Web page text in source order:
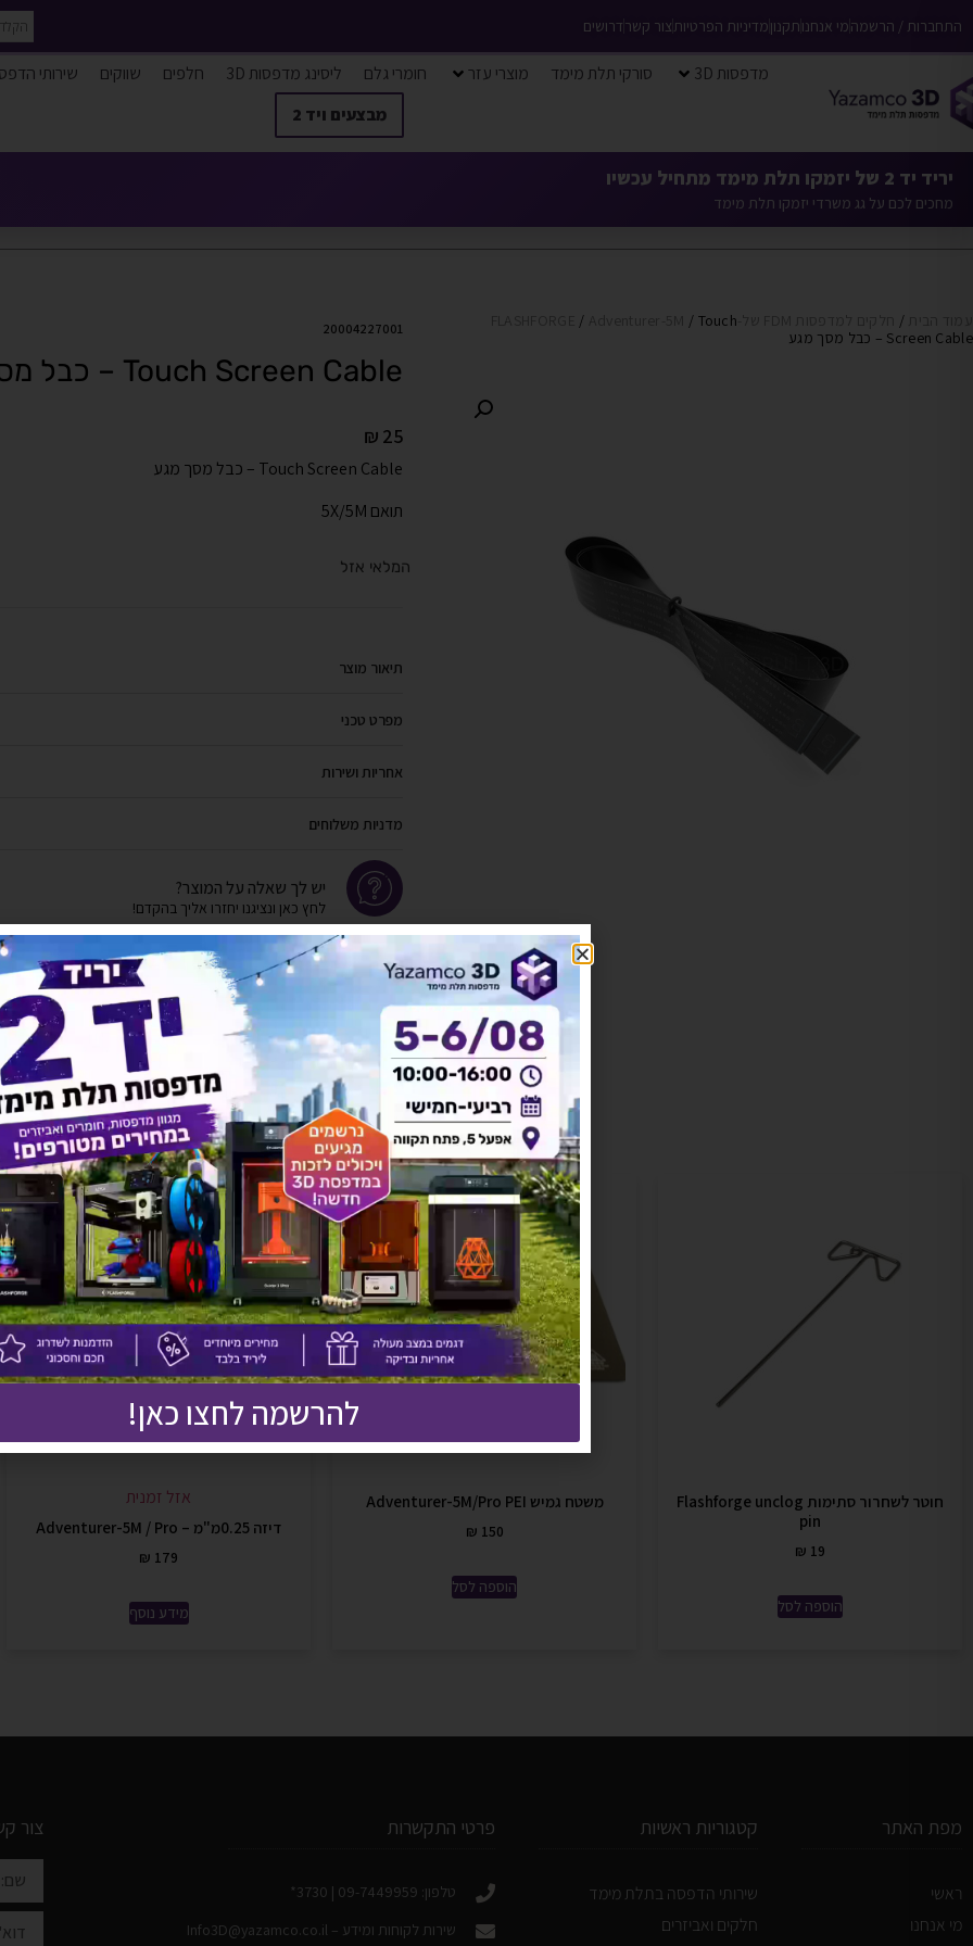
התחברות / הרשמהמי אנחנותקנוןמדיניות הפרטיות צור קשרדרושים
מדפסות 3D סורקי תלת מימד מוצרי עזר חומרי גלם ליסינג מדפסות 3D חלפים שווקים
שירותי
מבצעים ויד 2
יריד יד 2 של יזמקו תלת מימד מתחיל עכשיו
מחכים לכם על גג משרדי יזמקו תלת מימד
/
/
/ Touch
Screen Cable – כבל מסך מגע
20004227001
Touch Screen Cable – כבל מסך מגע
₪ 25
Touch Screen Cable – כבל מסך מגע
תואם 5X/5M
המלאי אזל
תיאור מוצר
מפרט טכני
אחריות ושירות
מדניות משלוחים
יש לך שאלה על המוצר?
לחץ כאן ונציגנו יחזרו אליך בהקדם!
אולי יעניין אותך גם
חוטר לשחרור סתימות Flashforge unclog
pin
₪ 19
הוספה לסל
משטח גמיש Adventurer-5M/Pro PEI
₪ 150
הוספה לסל
אזל זמנית
דיזה 0.25מ"מ – Adventurer-5M / Pro
₪ 179
מידע נוסף
מפת האתר
ראשי
מי אנחנו
קטגוריות ראשיות
שירותי הדפסה בתלת מימד
חלקים ואביזרים
פרטי התקשרות
טלפון: 09-7449959 | 3730*
שירות לקוחות ומידע – Info3D@yazamco.co.il
צור
להרשמה לחצו כאן!